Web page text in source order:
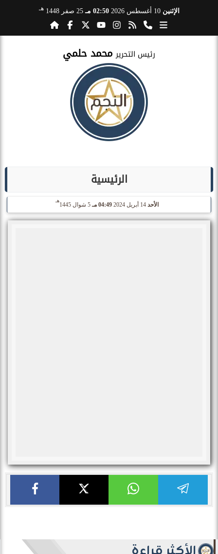
الإثنين 10 أغسطس 2026 02:50 مـ 25 صفر 1448 هـ
رئيس التحرير محمد حلمي
الرئيسية
الأحد 04:49 مـ 5 شوال 1445
هـ